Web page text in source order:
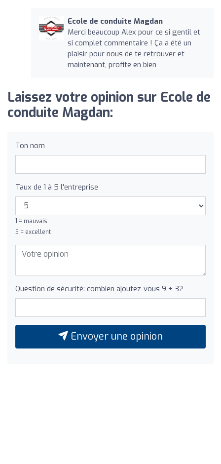
Ecole de conduite Magdan
Merci beaucoup Alex pour ce si gentil et
si complet commentaire ! Ça a été un
plaisir pour nous de te retrouver et
maintenant, profite en bien
Laissez votre opinion sur Ecole de
conduite Magdan:
Ton nom
Taux de 1 à 5 l'entreprise
1 = mauvais
5 = excellent
Question de sécurité: combien ajoutez-vous 9 + 3?
Envoyer une opinion